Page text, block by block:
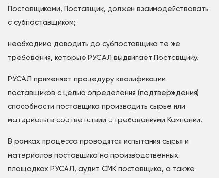
Поставщиками, Поставщик, должен взаимодействовать
с субпоставщиком;
необходимо доводить до субпоставщика те же
требования, которые РУСАЛ выдвигает Поставщику.
РУСАЛ применяет процедуру квалификации
поставщиков с целью определения (подтверждения)
способности поставщика производить сырье или
материалы в соответствии с требованиями Компании.
В рамках процесса проводятся испытания сырья и
материалов поставщика на производственных
площадках РУСАЛ, аудит СМК поставщика, а также